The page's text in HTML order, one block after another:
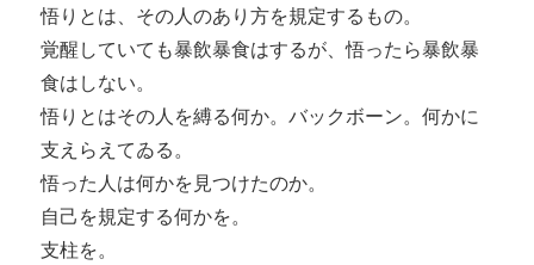
悟りとは、その人のあり方を規定するもの。
覚醒していても暴飲暴食はするが、悟ったら暴飲暴
食はしない。
悟りとはその人を縛る何か。バックボーン。何かに
支えらえてゐる。
悟った人は何かを見つけたのか。
自己を規定する何かを。
支柱を。